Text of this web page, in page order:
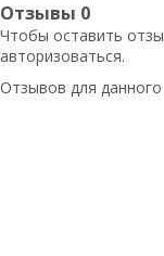
Отзывы 0
Чтобы оcтавить
авторизоваться.
Отзывов для